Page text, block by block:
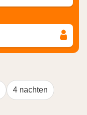
4 nachten